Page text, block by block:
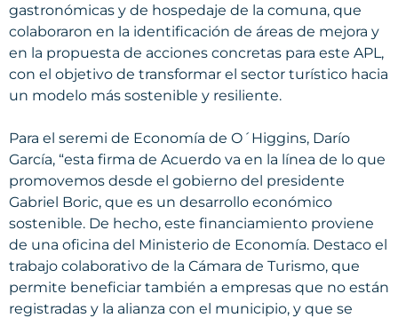
gastronómicas y de hospedaje de la comuna, que
colaboraron en la identificación de áreas de mejora y
en la propuesta de acciones concretas para este APL,
con el objetivo de transformar el sector turístico hacia
un modelo más sostenible y resiliente.
Para el seremi de Economía de O´Higgins, Darío
García, “esta firma de Acuerdo va en la línea de lo que
promovemos desde el gobierno del presidente
Gabriel Boric, que es un desarrollo económico
sostenible. De hecho, este financiamiento proviene
de una oficina del Ministerio de Economía. Destaco el
trabajo colaborativo de la Cámara de Turismo, que
permite beneficiar también a empresas que no están
registradas y la alianza con el municipio, y que se